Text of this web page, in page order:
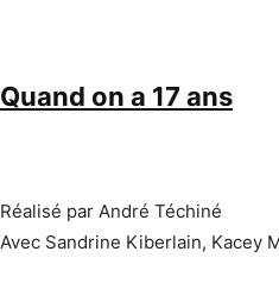
Quand on a 17 ans
Réalisé par André Téchiné
Avec Sandrine Kiberlain, Kacey